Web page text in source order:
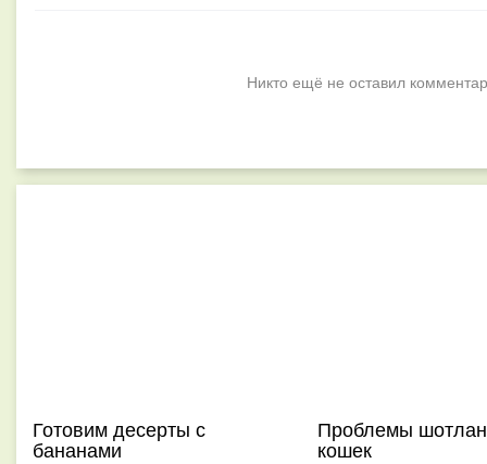
Никто ещё не оставил
Готовим десерты с
бананами
Проблемы
кошек